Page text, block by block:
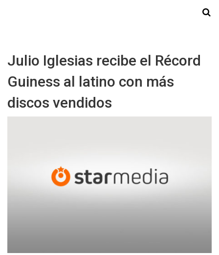
Julio Iglesias recibe el Récord
Guiness al latino con más
discos vendidos